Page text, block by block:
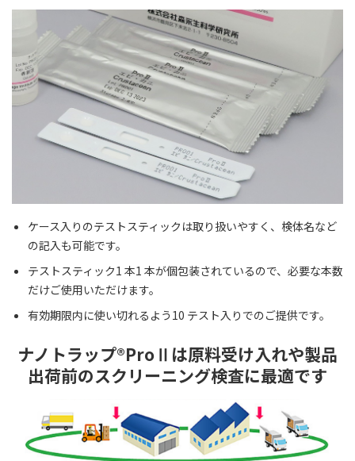
ケース入りのテストスティックは取り扱いやすく、検体名など
の記入も可能です。
テストスティック1 本1 本が個包装されているので、必要な本数
だけご使用いただけます。
有効期限内に使い切れるよう10 テスト入りでのご提供です。
ナノトラップ®ProⅡは原料受け入れや製品
出荷前のスクリーニング検査に最適です